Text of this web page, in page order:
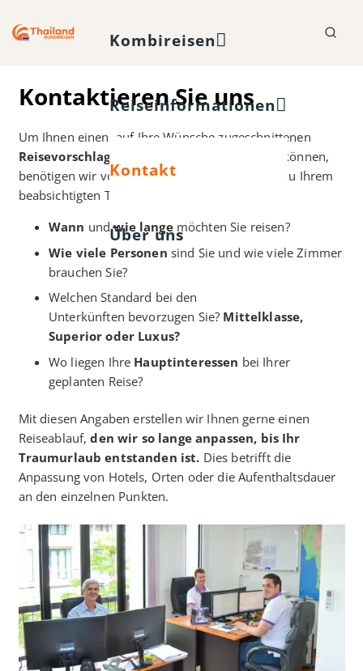
Kombireisen
Reiseinformationen
Kontakt
Über uns
Kontaktieren Sie uns
Um Ihnen einen, auf Ihre Wünsche zugeschnittenen
Reisevorschlag unverbindlich ausarbeiten zu können,
benötigen wir von Ihnen einige Informationen zu Ihrem
beabsichtigten Thailand-Urlaub:
Wann undwie langemöchten Sie reisen?
Wie viele Personen sind Sie und wie viele Zimmer
brauchen Sie?
Welchen Standard bei den
Unterkünften bevorzugen Sie? Mittelklasse,
Superior oder Luxus?
Wo liegen Ihre Hauptinteressen bei Ihrer
geplanten Reise?
Mit diesen Angaben erstellen wir Ihnen gerne einen
Reiseablauf,den wir so lange anpassen, bis Ihr
Traumurlaub entstanden ist. Dies betrifft die
Anpassung von Hotels, Orten oder die Aufenthaltsdauer
an den einzelnen Punkten.